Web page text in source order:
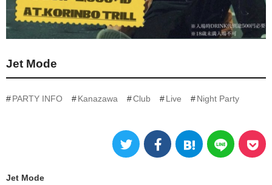
Jet Mode
PARTY INFO Kanazawa Club Live Night Party
Jet Mode